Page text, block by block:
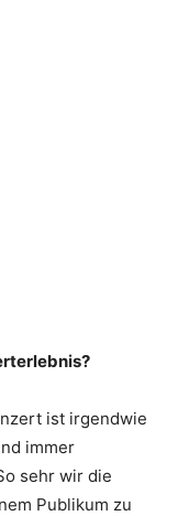
ist irgendwie
immer
sehr wir die
Publikum zu